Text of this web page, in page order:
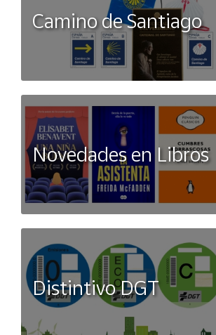
Camino de Santiago
Novedades en Libros
Distintivo DGT